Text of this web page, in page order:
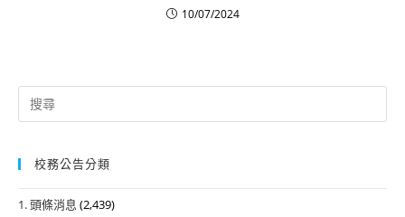
10/07/2024
Search
for:
校務公告分類
1. 頭條消息 (2,439)